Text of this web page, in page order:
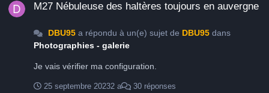
M27 Nébuleuse des haltères toujours en auvergne
DBU95a répondu à un(e) sujet de DBU95dans
Photographies - galerie
Je vais vérifier ma configuration.
25 septembre 20232 a 30 réponses